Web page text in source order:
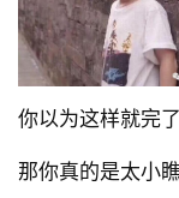
你以为这样就完了
那你真的是太小